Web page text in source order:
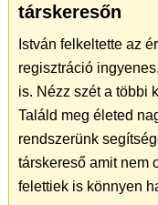
társkeresőn
István felkeltette az
regisztráció
is. Nézz szét a többi
Találd meg életed
rendszerünk
társkereső amit nem
felettiek is könnyen